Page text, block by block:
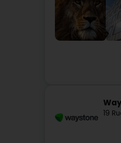
19